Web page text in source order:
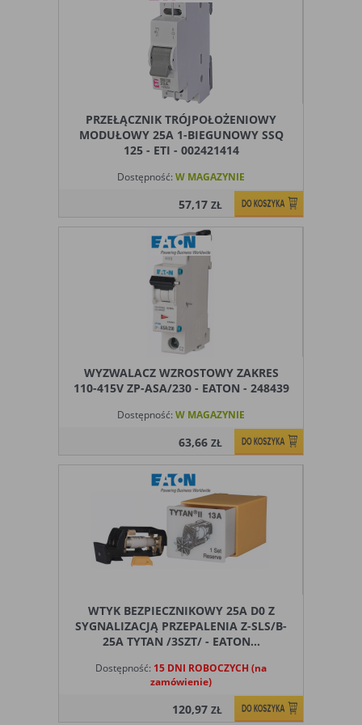
Ograniczenie stosowania plików „cookies”, może wpłynąć
na niektóre funkcjonalności dostępne na stronie
PRZEŁĄCZNIK TRÓJPOŁOŻENIOWY
MODUŁOWY 25A 1-BIEGUNOWY SSQ
125 - ETI - 002421414
Dostępność: W MAGAZYNIE
57,17ZŁ
WYZWALACZ WZROSTOWY ZAKRES
110-415V ZP-ASA/230 - EATON - 248439
Dostępność: W MAGAZYNIE
63,66ZŁ
WTYK BEZPIECZNIKOWY 25A D0 Z
SYGNALIZACJĄ PRZEPALENIA Z-SLS/B-
25A TYTAN /3SZT/ - EATON...
Dostępność: 15 DNI ROBOCZYCH (na
zamówienie)
120,97ZŁ